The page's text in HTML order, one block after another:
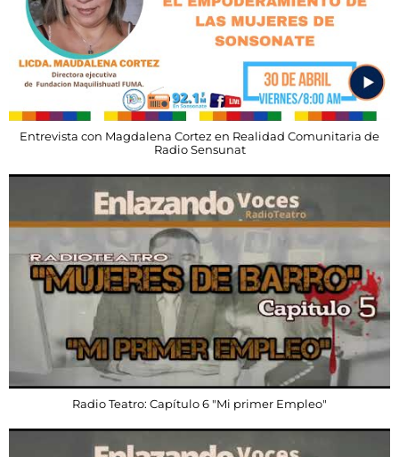
Entrevista con Magdalena Cortez en Realidad Comunitaria de
Radio Sensunat
Radio Teatro: Capítulo 6 "Mi primer Empleo"